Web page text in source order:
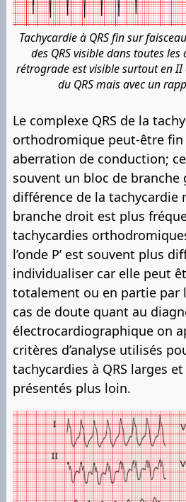
Tachycardie à QRS fin sur
des QRS visible dans toutes
rétrograde est visible surtout en II
du QRS mais avec un
Le complexe QRS de la
orthodromique peut-être
aberration de conduction;
souvent un bloc de branche
différence de la tachycardie
branche droit est plus
tachycardies
l’onde P’ est souvent plus
individualiser car elle peut
totalement ou en partie par
cas de doute quant au
électrocardiographique on
critères d’analyse utilisés
tachycardies à QRS larges
présentés plus loin.